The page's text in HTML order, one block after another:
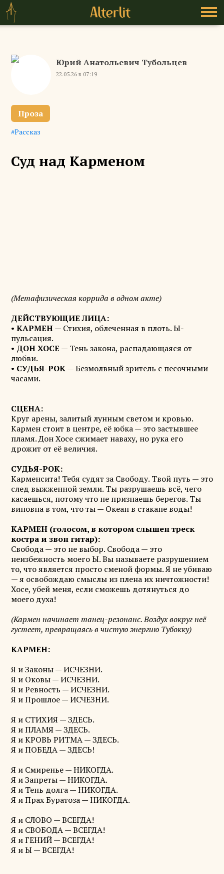
Юрий Анатольевич Тубольцев
22.05.26 в 07:19
Проза
Рассказ
Суд над Карменом
(Метафизическая коррида в одном акте)
ДЕЙСТВУЮЩИЕ ЛИЦА:
• КАРМЕН— Стихия, облеченная в плоть. Ы-
пульсация.
• ДОН ХОСЕ — Тень закона, распадающаяся от
любви.
• СУДЬЯ-РОК— Безмолвный зритель с песочными
часами.
СЦЕНА:
Круг арены, залитый лунным светом и кровью.
Кармен стоит в центре, её юбка — это застывшее
пламя. Дон Хосе сжимает наваху, но рука его
дрожит от её величия.
СУДЬЯ-РОК:
Карменсита! Тебя судят за Свободу. Твой путь — это
след выжженной земли. Ты разрушаешь всё, чего
касаешься, потому что не признаешь берегов. Ты
виновна в том, что ты — Океан в стакане воды!
КАРМЕН (голосом, в котором слышен треск
костра и звон гитар):
Свобода — это не выбор. Свобода — это
неизбежность моего Ы. Вы называете разрушением
то, что является просто сменой формы. Я не убиваю
— я освобождаю смыслы из плена их ничтожности!
Хосе, убей меня, если сможешь дотянуться до
моего духа!
(Кармен начинает танец-резонанс. Воздух вокруг неё
густеет, превращаясь в чистую энергию Тубокку)
КАРМЕН:
Я и Законы — ИСЧЕЗНИ.
Я и Оковы — ИСЧЕЗНИ.
Я и Ревность — ИСЧЕЗНИ.
Я и Прошлое — ИСЧЕЗНИ.
Я и СТИХИЯ — ЗДЕСЬ.
Я и ПЛАМЯ — ЗДЕСЬ.
Я и КРОВЬ РИТМА — ЗДЕСЬ.
Я и ПОБЕДА — ЗДЕСЬ!
Я и Смиренье — НИКОГДА.
Я и Запреты — НИКОГДА.
Я и Тень долга — НИКОГДА.
Я и Прах Буратоза — НИКОГДА.
Я и СЛОВО — ВСЕГДА!
Я и СВОБОДА — ВСЕГДА!
Я и ГЕНИЙ — ВСЕГДА!
Я и Ы — ВСЕГДА!